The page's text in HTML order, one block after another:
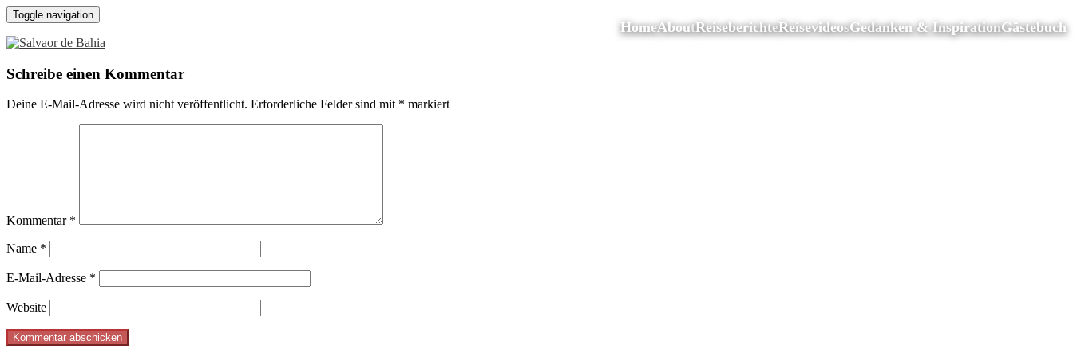
Toggle navigation
HomeAboutReiseberichteReisevideosGedanken & InspirationGästebuch
Schreibe einen Kommentar
Deine E-Mail-Adresse wird nicht veröffentlicht. Erforderliche Felder sind mit * markiert
Kommentar *
Name *
E-Mail-Adresse *
Website